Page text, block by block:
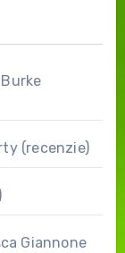
(recenzie)
Giannone